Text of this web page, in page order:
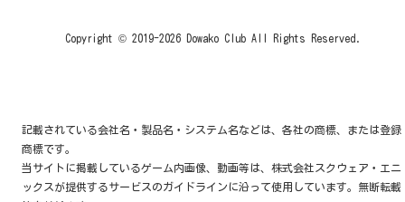
Copyright © 2019-2026 Dowako Club All Rights Reserved.
記載されている会社名・製品名・システム名などは、各社の商標、または登録
商標です。
当サイトに掲載しているゲーム内画像、動画等は、株式会社スクウェア・エニ
ックスが提供するサービスのガイドラインに沿って使用しています。無断転載